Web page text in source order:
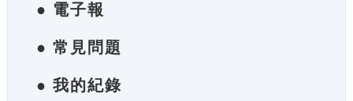
● 電子報
● 常見問題
● 我的紀錄